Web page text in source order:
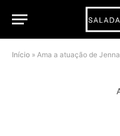
Início » Ama a atuação de Jenna